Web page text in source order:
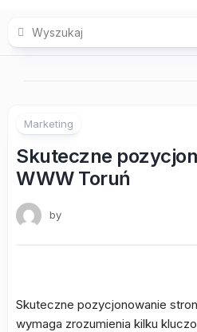
content
Marketing
Skuteczne
WWW Toruń
by
Skuteczne pozycjonowanie
wymaga zrozumienia kilku